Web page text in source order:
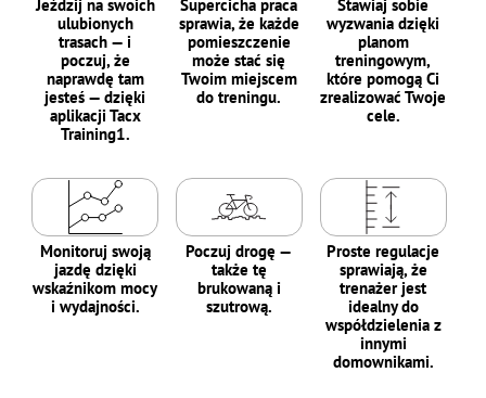
Jeździj na swoich
ulubionych
trasach — i
poczuj, że
naprawdę tam
jesteś — dzięki
aplikacji Tacx
Training1.
Supercicha praca
sprawia, że każde
pomieszczenie
może stać się
Twoim miejscem
do treningu.
Stawiaj sobie
wyzwania dzięki
planom
treningowym,
które pomogą Ci
zrealizować Twoje
cele.
Monitoruj swoją
jazdę dzięki
wskaźnikom mocy
i wydajności.
Poczuj drogę —
także tę
brukowaną i
szutrową.
Proste regulacje
sprawiają, że
trenażer jest
idealny do
współdzielenia z
innymi
domownikami.